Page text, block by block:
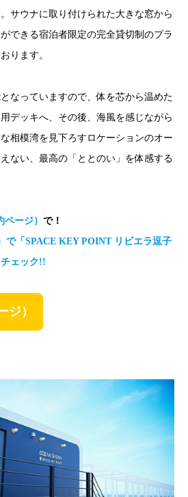
サウナに取り付けられた大きな窓から
できる宿泊者限定の完全貸切制のプラ
ります。
なっていますので、体を芯から温めた
デッキへ、その後、海風を感じながら
相模湾を見下ろすロケーションのオー
ない、最高の「ととのい」を体感する
ージ） で！
で「SPACE KEY POINT リビエラ逗子
チェック!!
ジ）